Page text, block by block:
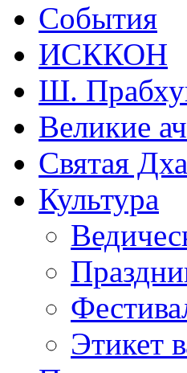
События
ИСККОН
Ш.
Великие
Святая
Культура
Этикет